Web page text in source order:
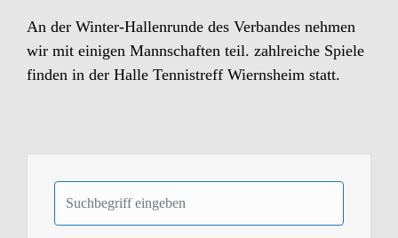
An der Winter-Hallenrunde des Verbandes nehmen
wir mit einigen Mannschaften teil. zahlreiche Spiele
finden in der Halle Tennistreff Wiernsheim statt.